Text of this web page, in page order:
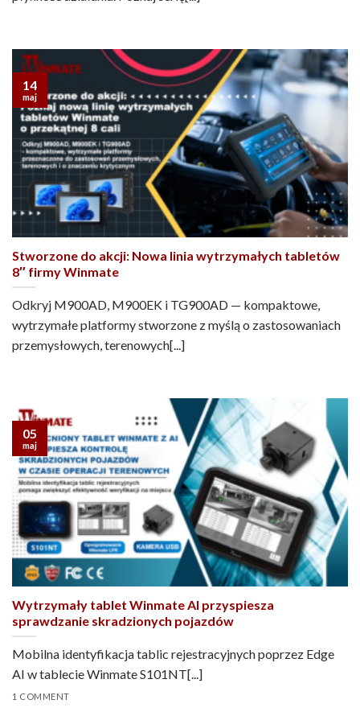
Stworzone do akcji: Nowa linia wytrzymałych tabletów
8″ firmy Winmate
Odkryj M900AD, M900EK i TG900AD — kompaktowe,
wytrzymałe platformy stworzone z myślą o zastosowaniach
przemysłowych, terenowych[...]
14
maj
Wytrzymały tablet Winmate AI przyspiesza
sprawdzanie skradzionych pojazdów
Mobilna identyfikacja tablic rejestracyjnych poprzez Edge
AI w tablecie Winmate S101NT[...]
1 COMMENT
05
maj